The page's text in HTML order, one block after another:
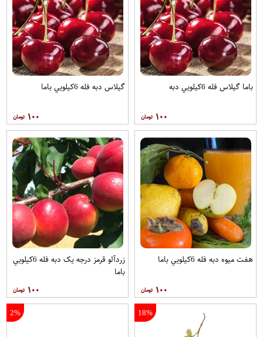
باما گيلاس فله 6کيلويي دبه
۱۰۰
گيلاس دبه فله 6کيلويي باما
۱۰۰
هفت ميوه دبه فله 6کيلويي باما
۱۰۰
زردآلو قرمز درجه يک دبه فله 6کيلويي
باما
۱۰۰
18%
2%